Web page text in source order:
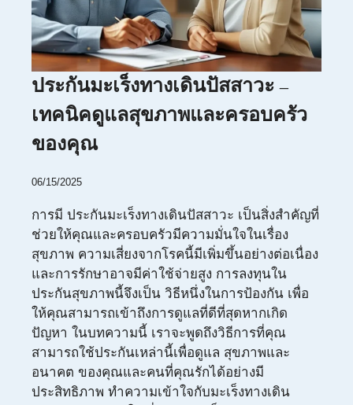
ประกันมะเร็งทางเดินปัสสาวะ –
เทคนิคดูแลสุขภาพและครอบครัว
ของคุณ
06/15/2025
การมี ประกันมะเร็งทางเดินปัสสาวะ เป็นสิ่งสำคัญที่
ช่วยให้คุณและครอบครัวมีความมั่นใจในเรื่อง
สุขภาพ ความเสี่ยงจากโรคนี้มีเพิ่มขึ้นอย่างต่อเนื่อง
และการรักษาอาจมีค่าใช้จ่ายสูง การลงทุนใน
ประกันสุขภาพนี้จึงเป็น วิธีหนึ่งในการป้องกัน เพื่อ
ให้คุณสามารถเข้าถึงการดูแลที่ดีที่สุดหากเกิด
ปัญหา ในบทความนี้ เราจะพูดถึงวิธีการที่คุณ
สามารถใช้ประกันเหล่านี้เพื่อดูแล สุขภาพและ
อนาคต ของคุณและคนที่คุณรักได้อย่างมี
ประสิทธิภาพ ทำความเข้าใจกับมะเร็งทางเดิน